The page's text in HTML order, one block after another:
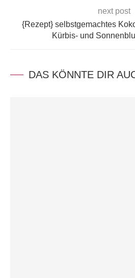
next post
{Rezept} selbstgemachtes
Kürbis- und
DAS KÖNNTE DIR